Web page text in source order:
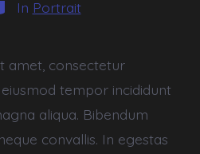
In Portrait
amet, consectetur
tempor incididunt
aliqua. Bibendum
convallis. In egestas